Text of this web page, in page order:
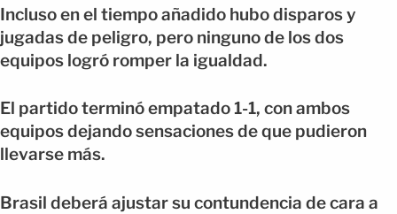
Incluso en el tiempo añadido hubo disparos y
jugadas de peligro, pero ninguno de los dos
equipos logró romper la igualdad.
El partido terminó empatado 1-1, con ambos
equipos dejando sensaciones de que pudieron
llevarse más.
Brasil deberá ajustar su contundencia de cara a